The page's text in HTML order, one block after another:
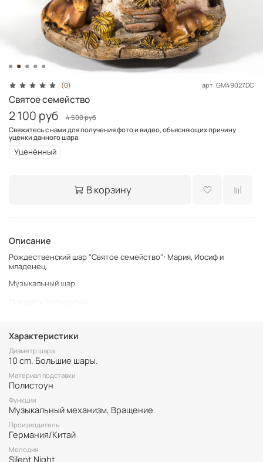
(0) арт. GM49027DC
Святое семейство
2 100 руб
4 500 руб
Свяжитесь с нами для получения фото и видео, объясняющих причину
уценки данного шара.
Уценённый
В корзину
Описание
Рождественский шар "Святое семейство": Мария, Иосиф и
младенец.
Музыкальный шар.
Диаметр стеклянного шара 10см, высота вместе с подставкой
15см.
Характеристики
Диаметр шара
10 cm. Большие шары.
Материал подставки
Полистоун
Функции
Музыкальный механизм, Вращение
Производитель
Германия/Китай
Мелодия
Silent Night